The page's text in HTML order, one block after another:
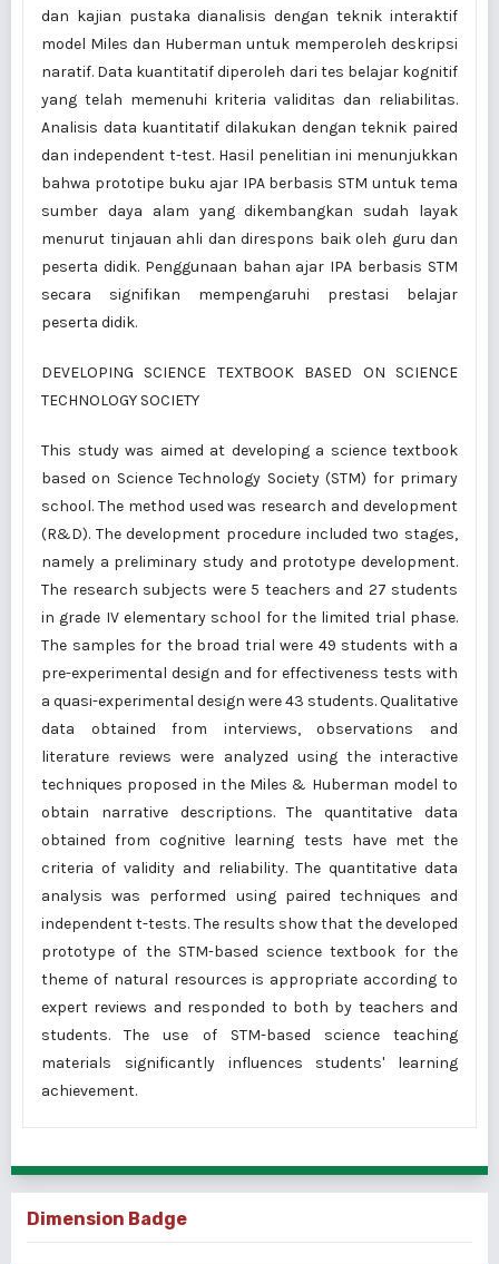
dan kajian pustaka dianalisis dengan teknik interaktif
model Miles dan Huberman untuk memperoleh deskripsi
naratif. Data kuantitatif diperoleh dari tes belajar kognitif
yang telah memenuhi kriteria validitas dan reliabilitas.
Analisis data kuantitatif dilakukan dengan teknik paired
dan independent t-test. Hasil penelitian ini menunjukkan
bahwa prototipe buku ajar IPA berbasis STM untuk tema
sumber daya alam yang dikembangkan sudah layak
menurut tinjauan ahli dan direspons baik oleh guru dan
peserta didik. Penggunaan bahan ajar IPA berbasis STM
secara signifikan mempengaruhi prestasi belajar
peserta didik.
DEVELOPING SCIENCE TEXTBOOK BASED ON SCIENCE
TECHNOLOGY SOCIETY
This study was aimed at developing a science textbook
based on Science Technology Society (STM) for primary
school. The method used was research and development
(R&D). The development procedure included two stages,
namely a preliminary study and prototype development.
The research subjects were 5 teachers and 27 students
in grade IV elementary school for the limited trial phase.
The samples for the broad trial were 49 students with a
pre-experimental design and for effectiveness tests with
a quasi-experimental design were 43 students. Qualitative
data obtained from interviews, observations and
literature reviews were analyzed using the interactive
techniques proposed in the Miles & Huberman model to
obtain narrative descriptions. The quantitative data
obtained from cognitive learning tests have met the
criteria of validity and reliability. The quantitative data
analysis was performed using paired techniques and
independent t-tests. The results show that the developed
prototype of the STM-based science textbook for the
theme of natural resources is appropriate according to
expert reviews and responded to both by teachers and
students. The use of STM-based science teaching
materials significantly influences students' learning
achievement.
Dimension Badge